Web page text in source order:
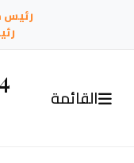
رئيس
القائمة